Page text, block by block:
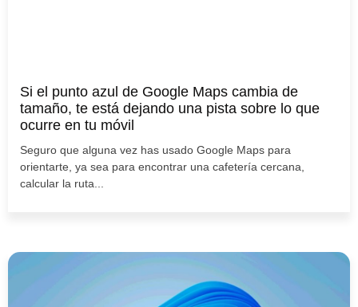
Si el punto azul de Google Maps cambia de
tamaño, te está dejando una pista sobre lo que
ocurre en tu móvil
Seguro que alguna vez has usado Google Maps para
orientarte, ya sea para encontrar una cafetería cercana,
calcular la ruta...